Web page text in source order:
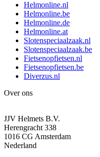
Helmonline.nl
Helmonline.be
Helmonline.de
Helmonline.at
Slotenspeciaalzaak.nl
Slotenspeciaalzaak.be
Fietsenopfietsen.nl
Fietsenopfietsen.be
Diverzus.nl
Over ons
JJV Helmets B.V.
Herengracht 338
1016 CG Amsterdam
Nederland